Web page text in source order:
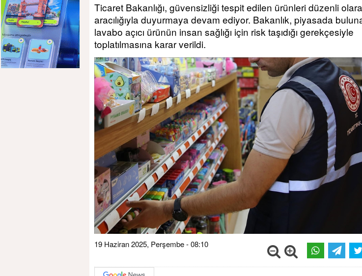
Ticaret Bakanlığı, güvensizliği tespit edilen ürünleri düzenli
aracılığıyla duyurmaya devam ediyor. Bakanlık, piyasada
lavabo açıcı ürünün insan sağlığı için risk taşıdığı gerekçesiyle
toplatılmasına karar verildi.
19 Haziran 2025, Perşembe - 08:10